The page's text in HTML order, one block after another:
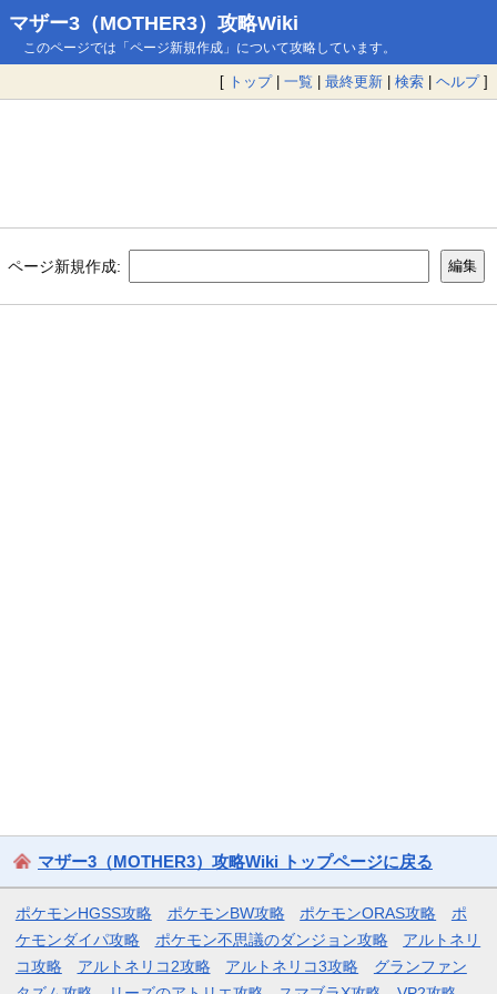
マザー3（MOTHER3）攻略Wiki
このページでは「ページ新規作成」について攻略しています。
[ トップ| 一覧 | 最終更新 | 検索 | ヘルプ]
ページ新規作成:
マザー3（MOTHER3）攻略Wiki トップページに戻る
ポケモンHGSS攻略 ポケモンBW攻略 ポケモンORAS攻略
ポ
ケモンダイパ攻略
ポケモン不思議のダンジョン攻略
アルトネリ
コ攻略
アルトネリコ2攻略 アルトネリコ3攻略
グランファン